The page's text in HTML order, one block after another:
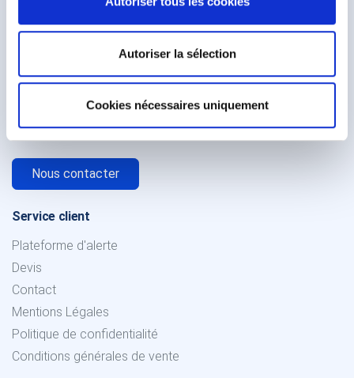
Autoriser la sélection
Cookies nécessaires uniquement
244 rue de la Lys,
03 20 28 10 10
Nous contacter
Service client
Plateforme d'alerte
Devis
Contact
Mentions Légales
Politique de confidentialité
Conditions générales de vente